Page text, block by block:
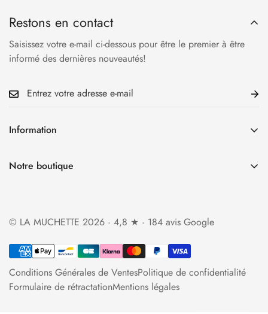
Information
La Boutique
Politique de retour et de remboursement
Contact
Notre boutique
de 10h30 à 13h et de 14h à 19h
lamuchette.boutique@gmail.com
Restons en contact
Saisissez votre e-mail ci-dessous pour être le premier à être
informé des dernières nouveautés!
© LA MUCHETTE 2026 · 4,8 ★ · 184 avis Google
Conditions Générales de VentesPolitique de confidentialité
Formulaire de rétractationMentions légales